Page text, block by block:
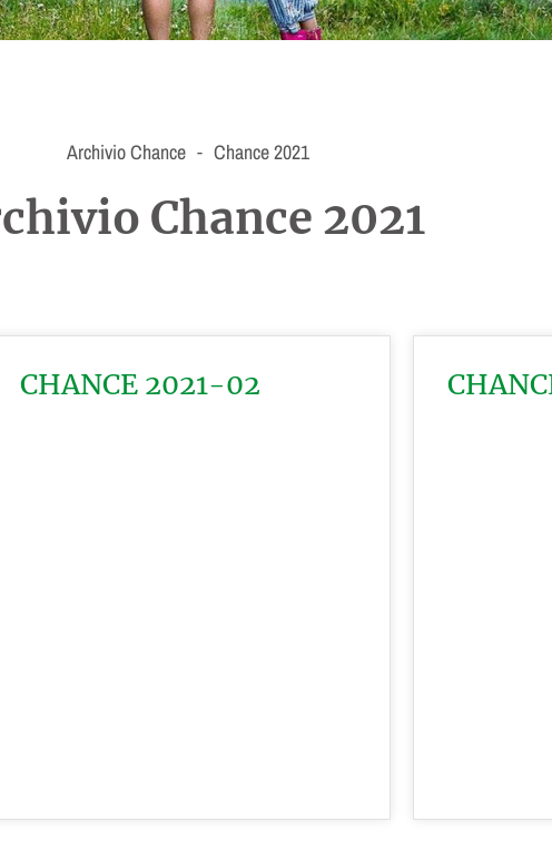
Archivio Chance - Chance 2021
Chance 2021
CHANCE 2021-02